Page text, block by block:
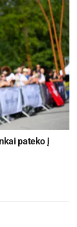
Tuo tarpu
iškovojo 11
septintąją
laukia jau šį
„Rokiškio“
Elektrėnų
žais
pateko į